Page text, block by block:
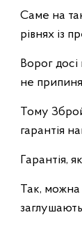
Саме на
рівнях із
Ворог досі
не
Тому
гарантія
Гарантія,
Так, можна